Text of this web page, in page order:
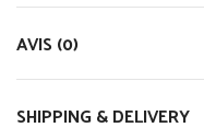
AVIS (0)
SHIPPING & DELIVERY